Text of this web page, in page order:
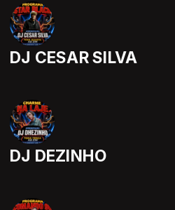
DJ CESAR SILVA
DJ DEZINHO